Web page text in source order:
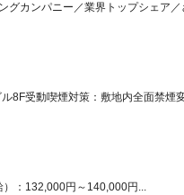
グカンパニー／業界トップシェア／
8F受動喫煙対策：敷地内全面禁煙
）：132,000円～140,000円...